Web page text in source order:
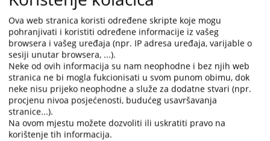
Ova web stranica koristi određene skripte koje mogu
pohranjivati i koristiti određene informacije iz vašeg
browsera i vašeg uređaja (npr. IP adresa uređaja, varijable o
sesiji unutar browsera, ...).
Neke od ovih informacija su nam neophodne i bez njih web
stranica ne bi mogla fukcionisati u svom punom obimu, dok
neke nisu prijeko neophodne a služe za dodatne stvari (npr.
procjenu nivoa posjećenosti, budućeg usavršavanja
stranice...).
Na ovom mjestu možete dozvoliti ili uskratiti pravo na
korištenje tih informacija.